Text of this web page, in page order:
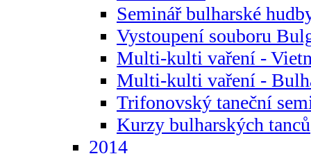
Seminář bulharské
Vystoupení souboru
Multi-kulti vaření -
Multi-kulti vaření -
Trifonovský taneční
Kurzy bulharských tanců
2014